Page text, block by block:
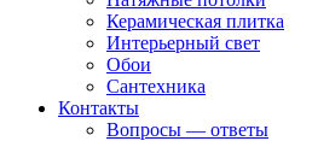
Керамическая плитка
Интерьерный свет
Обои
Сантехника
Контакты
Вопросы — ответы